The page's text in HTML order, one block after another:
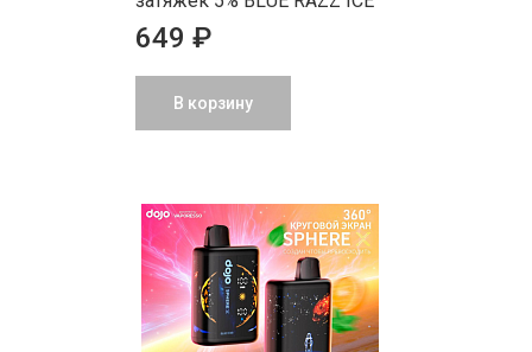
649 ₽
В корзину